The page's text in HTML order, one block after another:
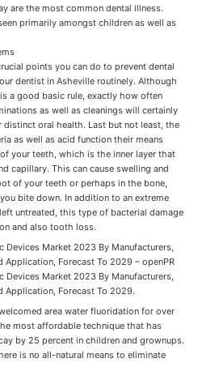
are the most common dental illness.
primarily amongst children as well as
points you can do to prevent dental
dentist in Asheville routinely. Although
a good basic rule, exactly how often
as well as cleanings will certainly
distinct oral health. Last but not least, the
as well as acid function their means
your teeth, which is the inner layer that
capillary. This can cause swelling and
of your teeth or perhaps in the bone,
bite down. In addition to an extreme
untreated, this type of bacterial damage
and also tooth loss.
Devices Market 2023 By Manufacturers,
Application, Forecast To 2029 – openPR
Devices Market 2023 By Manufacturers,
Application, Forecast To 2029.
area water fluoridation for over
most affordable technique that has
by 25 percent in children and grownups.
is no all-natural means to eliminate